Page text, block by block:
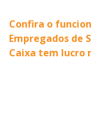
Confira o
Empregados de
Caixa tem lucro